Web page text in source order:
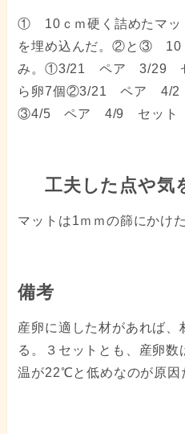
① 10ｃｍ硬く詰めたマッ
を埋め込んだ。②と③ 10
み。①3/21 ペア 3/29
ら卵7個②3/21 ペア 4/
③4/5 ペア 4/9 セット
工夫した点や気
マットは1ｍｍの篩にかけ
備考
産卵に適した材があれば、
る。３セットとも、産卵数
温が22℃と低めなのが原因